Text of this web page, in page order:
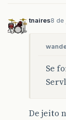
tnaires8 de
Se
De jeito